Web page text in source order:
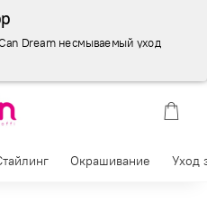
Dream несмываемый уход для
Окрашивание Уход